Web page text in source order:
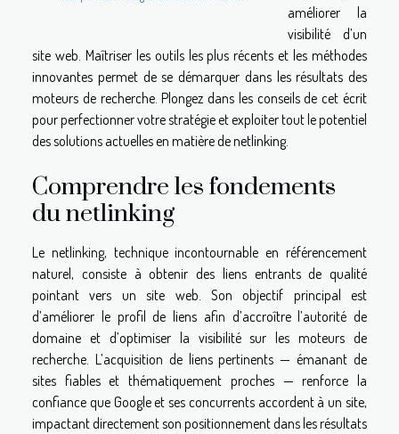
améliorer la
visibilité d’un
site web. Maîtriser les outils les plus récents et les méthodes
innovantes permet de se démarquer dans les résultats des
moteurs de recherche. Plongez dans les conseils de cet écrit
pour perfectionner votre stratégie et exploiter tout le potentiel
des solutions actuelles en matière de netlinking.
Comprendre les fondements
du netlinking
Le netlinking, technique incontournable en référencement
naturel, consiste à obtenir des liens entrants de qualité
pointant vers un site web. Son objectif principal est
d’améliorer le profil de liens afin d’accroître l’autorité de
domaine et d’optimiser la visibilité sur les moteurs de
recherche. L’acquisition de liens pertinents — émanant de
sites fiables et thématiquement proches — renforce la
confiance que Google et ses concurrents accordent à un site,
impactant directement son positionnement dans les résultats